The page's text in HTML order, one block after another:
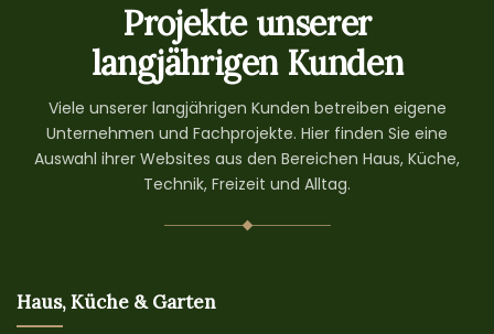
Projekte unserer
langjährigen Kunden
Viele unserer langjährigen Kunden betreiben eigene
Unternehmen und Fachprojekte. Hier finden Sie eine
Auswahl ihrer Websites aus den Bereichen Haus, Küche,
Technik, Freizeit und Alltag.
Haus, Küche & Garten